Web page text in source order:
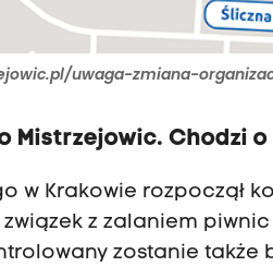
uwaga-zmiana-
Mistrzejowic. Chodzi
w Krakowie rozpoczął
z zalaniem piwnic
zostanie także